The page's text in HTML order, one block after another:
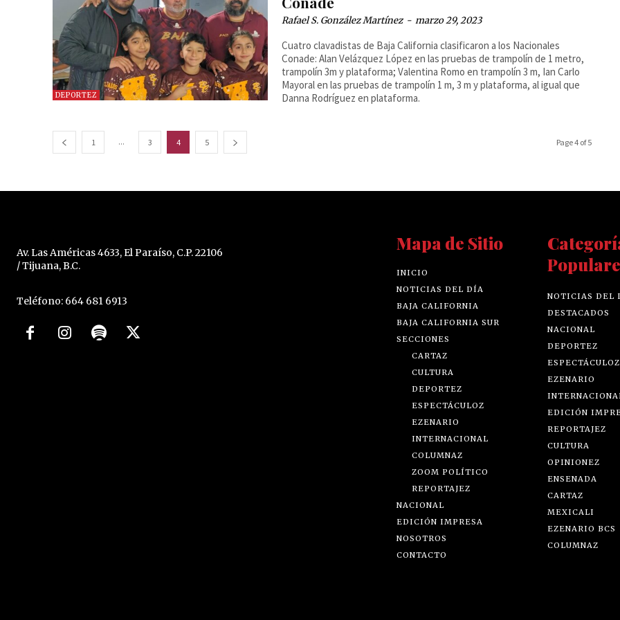
DEPORTEZ
Rafael S. González Martínez - marzo 29, 2023
Cuatro clavadistas de Baja California clasificaron a los Nacionales
Conade: Alan Velázquez López en las pruebas de trampolín de 1 metro,
trampolín 3m y plataforma; Valentina Romo en trampolín 3 m, Ian Carlo
Mayoral en las pruebas de trampolín 1 m, 3 m y plataforma, al igual que
Danna Rodríguez en plataforma.
1 ... 3 4 5 Page 4 of 5
Av. Las Américas 4633, El Paraíso, C.P. 22106
/ Tijuana, B.C.
Teléfono: 664 681 6913
Mapa de Sitio
INICIO
NOTICIAS DEL DÍA
BAJA CALIFORNIA
BAJA CALIFORNIA SUR
SECCIONES
CARTAZ
CULTURA
DEPORTEZ
ESPECTÁCULOZ
EZENARIO
INTERNACIONAL
COLUMNAZ
ZOOM POLÍTICO
REPORTAJEZ
NACIONAL
EDICIÓN IMPRESA
NOSOTROS
CONTACTO
NOTICIAS DEL
DESTACADOS
NACIONAL
DEPORTEZ
ESPECTÁCULOZ
EZENARIO
EDICIÓN
REPORTAJEZ
CULTURA
OPINIONEZ
ENSENADA
CARTAZ
MEXICALI
EZENARIO BCS
COLUMNAZ